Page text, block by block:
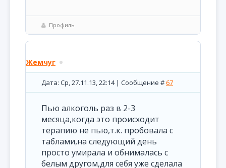
Профиль
Жемчуг
Дата: Ср, 27.11.13, 22:14 | Сообщение #67
Пью алкоголь раз в 2-3
месяца,когда это происходит
терапию не пью,т.к. пробовала с
таблами,на следующий день
просто умирала и обнималась с
белым другом,для себя уже сделала